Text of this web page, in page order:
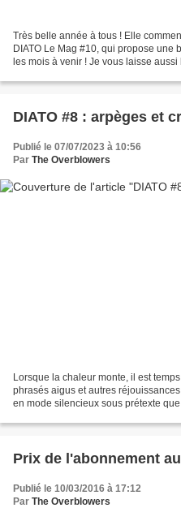
Très belle année à tous ! Elle
DIATO Le Mag #10, qui propose
les mois à venir ! Je vous laisse
DIATO #8 : arpèges et
Publié le 07/07/2023 à 10:56
Par The Overblowers
Lorsque la chaleur monte, il est
phrasés aigus et autres
en mode silencieux sous prétexte que
Prix de l'abonnement
Publié le 10/03/2016 à 17:12
Par The Overblowers